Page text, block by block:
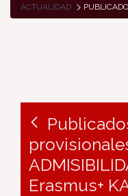
ACTUALIDAD PUBLICADOS LOS LISTADOS PROVISIONALES DE
Erasmus+